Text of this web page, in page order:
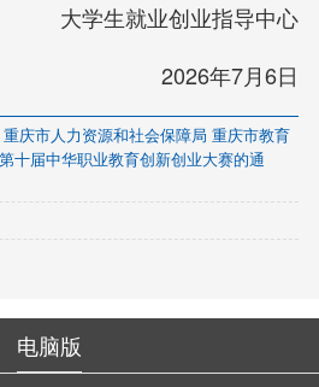
大学生就业创业指导中心
2026年7月6日
庆市人力资源和社会保障局 重庆市教育
十届中华职业教育创新创业大赛的通
电脑版